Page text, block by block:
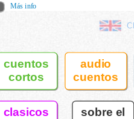
cuentos
cortos
audio
cuentos
clasicos sobre el
Más info